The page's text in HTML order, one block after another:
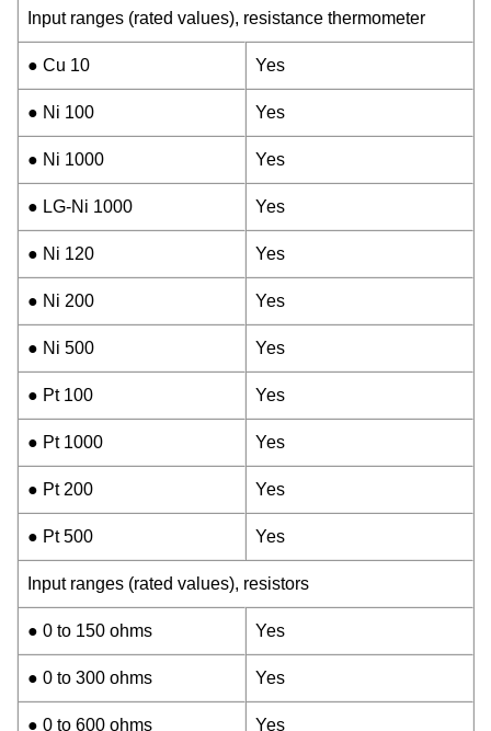
Input ranges (rated values), resistance thermometer
● Cu 10 Yes
● Ni 100 Yes
● Ni 1000 Yes
● LG-Ni 1000 Yes
● Ni 120 Yes
● Ni 200 Yes
● Ni 500 Yes
● Pt 100 Yes
● Pt 1000 Yes
● Pt 200 Yes
● Pt 500 Yes
Input ranges (rated values), resistors
● 0 to 150 ohms Yes
● 0 to 300 ohms Yes
● 0 to 600 ohms Yes